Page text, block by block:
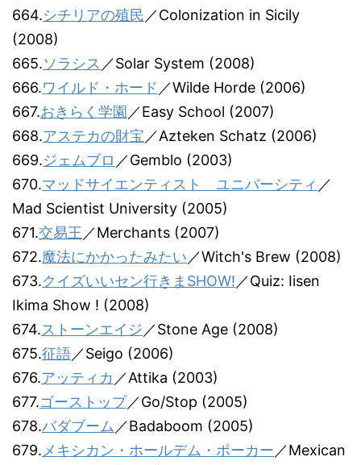
664.シチリアの殖民 ／Colonization in Sicily
(2008)
665.ソラシス ／Solar System (2008)
666.ワイルド・ホード ／Wilde Horde (2006)
667.おきらく学園 ／Easy School (2007)
668.アステカの財宝 ／Azteken Schatz (2006)
669.ジェムブロ ／Gemblo (2003)
670.マッドサイエンティスト ユニバーシティ ／
Mad Scientist University (2005)
671.交易王 ／Merchants (2007)
672.魔法にかかったみたい ／Witch's Brew (2008)
673.クイズいいセン行きまSHOW! ／Quiz: Iisen
Ikima Show ! (2008)
674.ストーンエイジ ／Stone Age (2008)
675.征語／Seigo (2006)
676.アッティカ ／Attika (2003)
677.ゴーストップ／Go/Stop (2005)
678.バダブーム ／Badaboom (2005)
679. メキシカン・ホールデム・ポーカー ／Mexican